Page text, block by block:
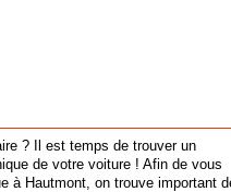
? Il est temps de trouver un
de votre voiture ! Afin de vous
à Hautmont, on trouve important